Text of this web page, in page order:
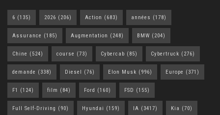
6 (135) 2026 (206) Action (683) années (178)
Assurance (185) Augmentation (248) BMW (204)
Chine (524) course (73) Cybercab (85) Cybertruck (276)
demande (338) Diesel (76) Elon Musk (996) Europe (371)
F1 (124) film (84) Ford (160) FSD (155)
Full Self-Driving (90) Hyundai (159) IA (3417) Kia (70)